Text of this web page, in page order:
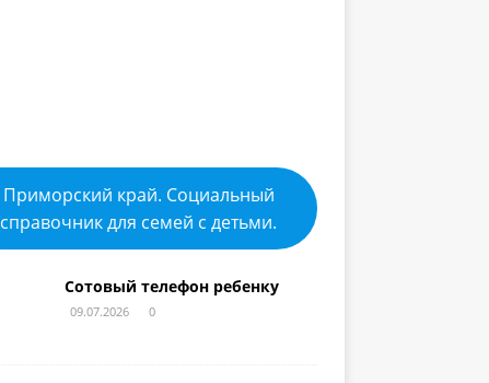
Приморский край. Социальный
справочник для семей с детьми.
Сотовый телефон ребенку
09.07.2026 0